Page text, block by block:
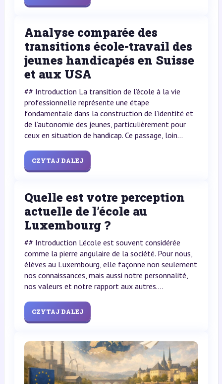
Analyse comparée des
transitions école-travail des
jeunes handicapés en Suisse
et aux USA
## Introduction La transition de l’école à la vie
professionnelle représente une étape
fondamentale dans la construction de l’identité et
de l’autonomie des jeunes, particulièrement pour
ceux en situation de handicap. Ce passage, loin...
CZYTAJ DALEJ
Quelle est votre perception
actuelle de l’école au
Luxembourg ?
## Introduction L’école est souvent considérée
comme la pierre angulaire de la société. Pour nous,
élèves au Luxembourg, elle façonne non seulement
nos connaissances, mais aussi notre personnalité,
nos valeurs et notre rapport aux autres....
CZYTAJ DALEJ